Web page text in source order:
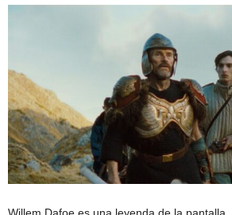
Willem Dafoe es una leyenda de la